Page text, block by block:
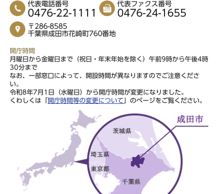
代表電話番号
0476-22-1111
代表ファクス番号
0476-24-1655
〒286-8585
千葉県成田市花崎町760番地
開庁時間
月曜日から金曜日まで（祝日・年末年始を除く）午前9時から午後4時
30分まで
なお、一部窓口によって、開設時間が異なりますのでご注意くださ
い。
令和8年7月1日（水曜日）から開庁時間が変更になりました。
くわしくは「
開庁時間等の変更について 」のページをご覧ください。